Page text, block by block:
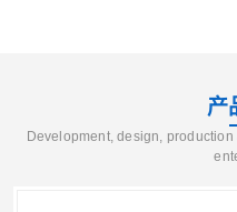
产
Development, design,